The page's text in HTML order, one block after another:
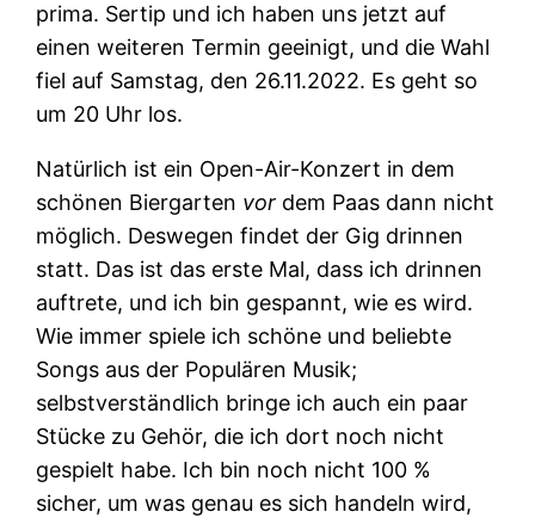
prima. Sertip und ich haben uns jetzt auf
einen weiteren Termin geeinigt, und die Wahl
fiel auf Samstag, den 26.11.2022. Es geht so
um 20 Uhr los.
Natürlich ist ein Open-Air-Konzert in dem
schönen Biergarten vor dem Paas dann nicht
möglich. Deswegen findet der Gig drinnen
statt. Das ist das erste Mal, dass ich drinnen
auftrete, und ich bin gespannt, wie es wird.
Wie immer spiele ich schöne und beliebte
Songs aus der Populären Musik;
selbstverständlich bringe ich auch ein paar
Stücke zu Gehör, die ich dort noch nicht
gespielt habe. Ich bin noch nicht 100 %
sicher, um was genau es sich handeln wird,